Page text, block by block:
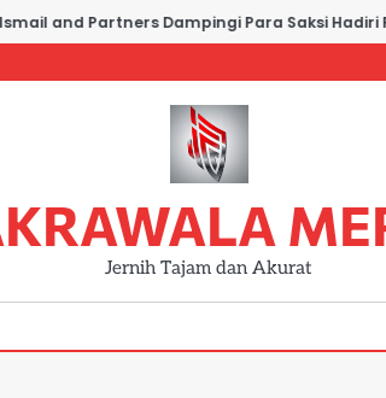
and Partners Dampingi Para Saksi Hadiri
Jernih Tajam dan Akurat